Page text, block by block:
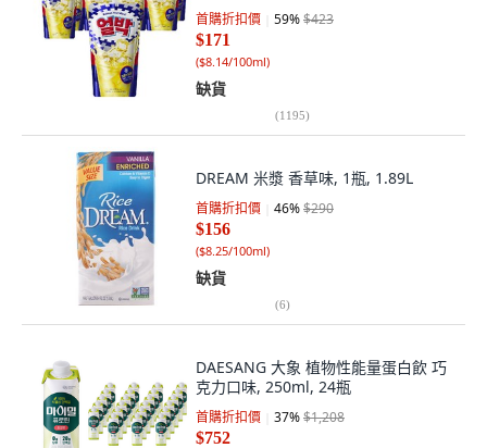
首購折扣價 59%$423
$171
($8.14/100ml)
缺貨
(1195)
DREAM 米漿 香草味, 1瓶, 1.89L
首購折扣價 46%$290
$156
($8.25/100ml)
缺貨
(6)
DAESANG 大象 植物性能量蛋白飲 巧
克力口味, 250ml, 24瓶
首購折扣價 37%$1,208
$752